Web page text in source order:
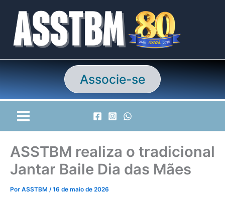
conteúdo
Associe-se
ASSTBM realiza o tradicional
Jantar Baile Dia das Mães
Por ASSTBM /16 de maio de 2026